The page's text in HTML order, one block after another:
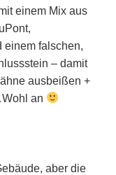
einem Mix aus
einem falschen,
– damit
ausbeißen +
an
aber die